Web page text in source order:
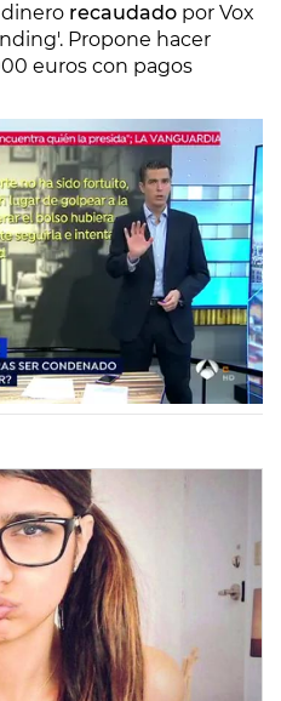
dinero recaudado por Vox
Propone hacer
euros con pagos
Agresión prisión